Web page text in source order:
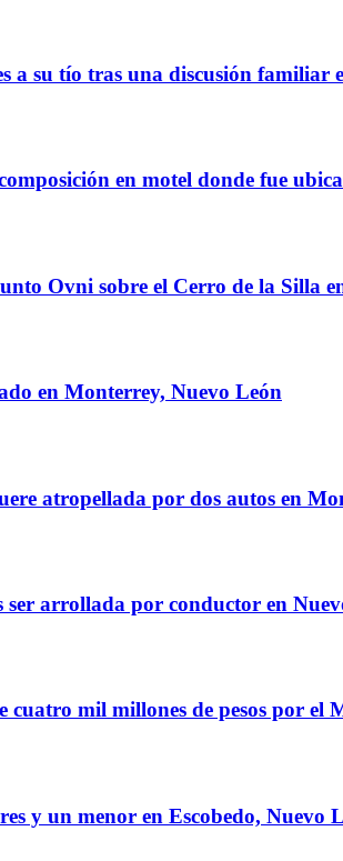
a su tío tras una discusión familiar
en motel donde fue
Ovni sobre el Cerro de la Silla
en Monterrey, Nuevo León
atropellada por dos autos en
ser arrollada por conductor en
cuatro mil millones de pesos por el
y un menor en Escobedo, Nuevo